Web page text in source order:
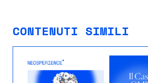
CONTENUTI SIMILI